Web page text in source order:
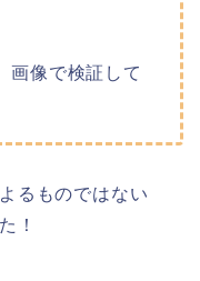
画像で検証して
るものではない
！